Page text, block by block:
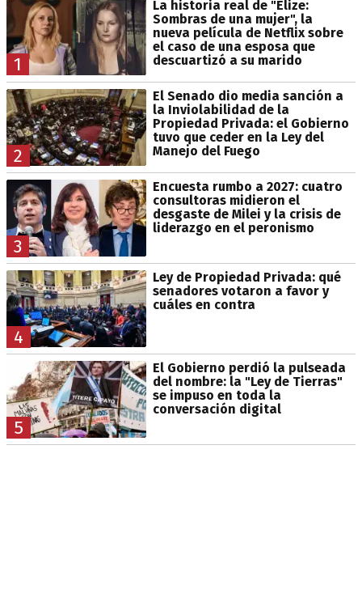
1
La historia real de "Elize:
Sombras de una mujer", la
nueva película de Netflix sobre
el caso de una esposa que
descuartizó a su marido
2
El Senado dio media sanción a
la Inviolabilidad de la
Propiedad Privada: el Gobierno
tuvo que ceder en la Ley del
Manejo del Fuego
3
Encuesta rumbo a 2027: cuatro
consultoras midieron el
desgaste de Milei y la crisis de
liderazgo en el peronismo
4
Ley de Propiedad Privada: qué
senadores votaron a favor y
cuáles en contra
5
El Gobierno perdió la pulseada
del nombre: la "Ley de Tierras"
se impuso en toda la
conversación digital